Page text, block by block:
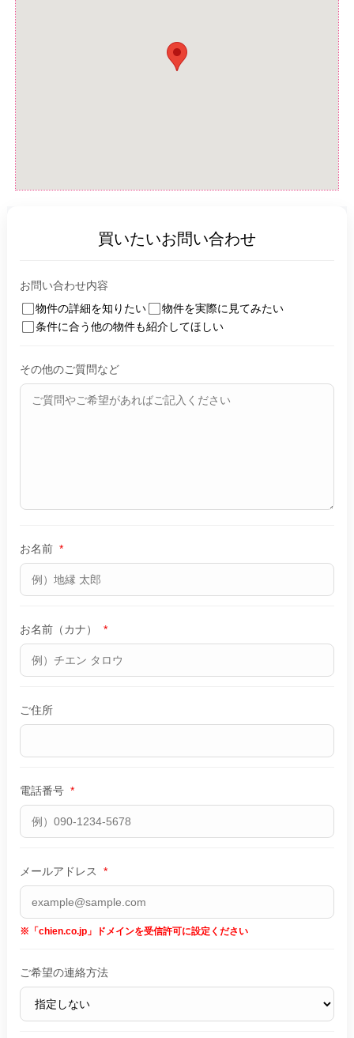
買いたいお問い合わせ
お問い合わせ内容
物件の詳細を知りたい
物件を実際に見てみたい
条件に合う他の物件も紹介してほしい
その他のご質問など
お名前 *
お名前（カナ） *
ご住所
電話番号 *
メールアドレス *
※「chien.co.jp」ドメインを受信許可に設定ください
ご希望の連絡方法